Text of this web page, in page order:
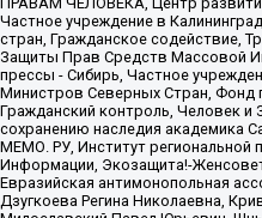
Частное учреждение в
стран, Гражданское содействие,
Защиты Прав Средств Массовой
прессы - Сибирь, Частное
Министров Северных Стран,
Гражданский контроль, Человек и
сохранению наследия академика
МЕМО. РУ, Институт региональной
Информации, Экозащита!-
Евразийская антимонопольная
Дзугкоева Регина Николаевна,